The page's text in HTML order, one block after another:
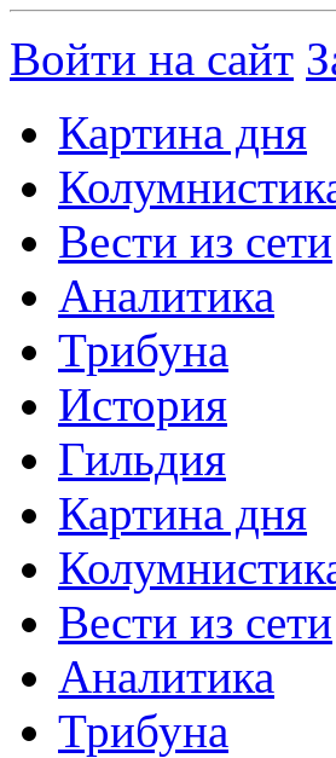
Войти на сайт
Картина дня
Вести из сети
Аналитика
Трибуна
История
Гильдия
Картина дня
Вести из сети
Аналитика
Трибуна